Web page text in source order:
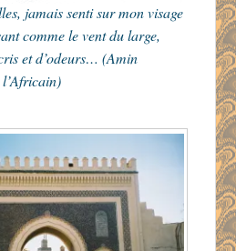
jamais senti sur mon visage
comme le vent du large,
et d’odeurs… (Amin